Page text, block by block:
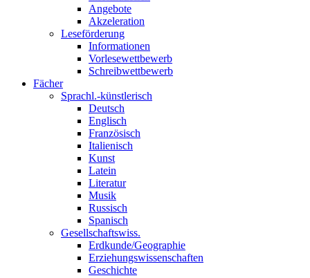
Angebote
Akzeleration
Leseförderung
Informationen
Vorlesewettbewerb
Schreibwettbewerb
Fächer
Sprachl.-künstlerisch
Deutsch
Englisch
Französisch
Italienisch
Kunst
Latein
Literatur
Musik
Russisch
Spanisch
Gesellschaftswiss.
Erdkunde/Geographie
Erziehungswissenschaften
Geschichte